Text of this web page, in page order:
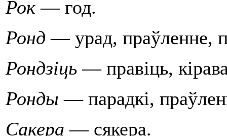
Рок— год.
Ронд— урад, праўленне,
Рондзiць — правiць,
Ронды — парадкi,
Сакера — сякера.